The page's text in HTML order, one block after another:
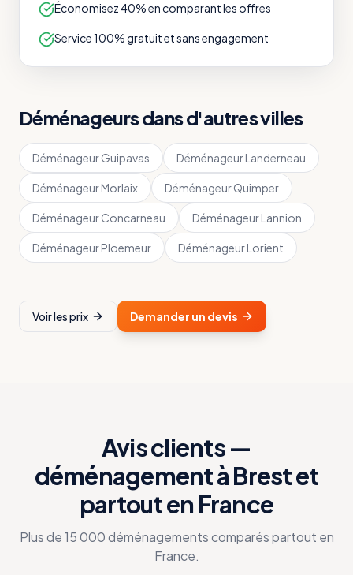
Économisez 40% en comparant les offres
Service 100% gratuit et sans engagement
Déménageurs dans d'autres villes
DéménageurGuipavas DéménageurLanderneau
DéménageurMorlaix DéménageurQuimper
DéménageurConcarneau DéménageurLannion
DéménageurPloemeur DéménageurLorient
Voir les prix Demander un devis
Avis clients —
déménagement à Brest et
partout en France
Plus de 15 000 déménagements comparés partout en
France.